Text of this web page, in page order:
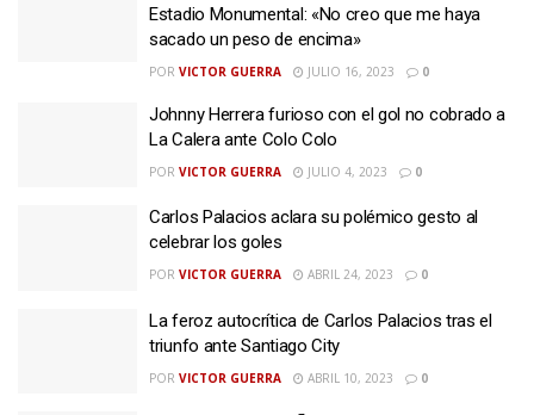
Estadio Monumental: «No creo que me haya
sacado un peso de encima»
POR VICTOR GUERRA JULIO 16, 2023 0
Johnny Herrera furioso con el gol no cobrado a
La Calera ante Colo Colo
POR VICTOR GUERRA JULIO 4, 2023 0
Carlos Palacios aclara su polémico gesto al
celebrar los goles
POR VICTOR GUERRA ABRIL 24, 2023 0
La feroz autocrítica de Carlos Palacios tras el
triunfo ante Santiago City
POR VICTOR GUERRA ABRIL 10, 2023 0